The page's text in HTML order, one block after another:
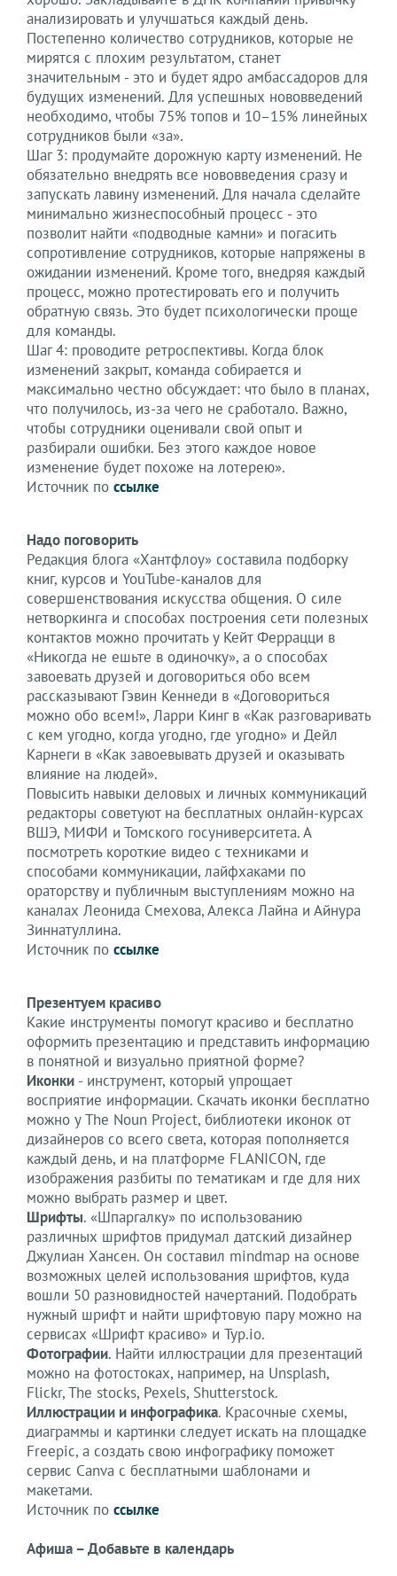
анализировать и улучшаться каждый день.
Постепенно количество сотрудников, которые не
мирятся с плохим результатом, станет
значительным - это и будет ядро амбассадоров для
будущих изменений. Для успешных нововведений
необходимо, чтобы 75% топов и 10–15% линейных
сотрудников были «за».
Шаг 3: продумайте дорожную карту изменений. Не
обязательно внедрять все нововведения сразу и
запускать лавину изменений. Для начала сделайте
минимально жизнеспособный процесс - это
позволит найти «подводные камни» и погасить
сопротивление сотрудников, которые напряжены в
ожидании изменений. Кроме того, внедряя каждый
процесс, можно протестировать его и получить
обратную связь. Это будет психологически проще
для команды.
Шаг 4: проводите ретроспективы. Когда блок
изменений закрыт, команда собирается и
максимально честно обсуждает: что было в планах,
что получилось, из-за чего не сработало. Важно,
чтобы сотрудники оценивали свой опыт и
разбирали ошибки. Без этого каждое новое
изменение будет похоже на лотерею».
Источник по ссылке
Надо поговорить
Редакция блога «Хантфлоу» составила подборку
книг, курсов и YouTube-каналов для
совершенствования искусства общения. О силе
нетворкинга и способах построения сети полезных
контактов можно прочитать у Кейт Феррацци в
«Никогда не ешьте в одиночку», а о способах
завоевать друзей и договориться обо всем
рассказывают Гэвин Кеннеди в «Договориться
можно обо всем!», Ларри Кинг в «Как разговаривать
с кем угодно, когда угодно, где угодно» и Дейл
Карнеги в «Как завоевывать друзей и оказывать
влияние на людей».
Повысить навыки деловых и личных коммуникаций
редакторы советуют на бесплатных онлайн-курсах
ВШЭ, МИФИ и Томского госуниверситета. А
посмотреть короткие видео с техниками и
способами коммуникации, лайфхаками по
ораторству и публичным выступлениям можно на
каналах Леонида Смехова, Алекса Лайна и Айнура
Зиннатуллина.
Источник по ссылке
Презентуем красиво
Какие инструменты помогут красиво и бесплатно
оформить презентацию и представить информацию
в понятной и визуально приятной форме?
Иконки - инструмент, который упрощает
восприятие информации. Скачать иконки бесплатно
можно у The Noun Project, библиотеки иконок от
дизайнеров со всего света, которая пополняется
каждый день, и на платформе FLANICON, где
изображения разбиты по тематикам и где для них
можно выбрать размер и цвет.
Шрифты. «Шпаргалку» по использованию
различных шрифтов придумал датский дизайнер
Джулиан Хансен. Он составил mindmap на основе
возможных целей использования шрифтов, куда
вошли 50 разновидностей начертаний. Подобрать
нужный шрифт и найти шрифтовую пару можно на
сервисах «Шрифт красиво» и Typ.io.
Фотографии. Найти иллюстрации для презентаций
можно на фотостоках, например, на Unsplash,
Flickr, The stocks, Pexels, Shutterstock.
Иллюстрации и инфографика. Красочные схемы,
диаграммы и картинки следует искать на площадке
Freepic, а создать свою инфографику поможет
сервис Canva с бесплатными шаблонами и
макетами.
Источник по ссылке
Афиша – Добавьте в календарь